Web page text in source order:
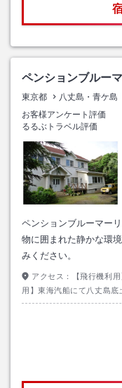
ペンションブルー
東京都 八丈島・青ケ島
お客様アンケート評価
るるぶトラベル評価
ペンションブルーマー
物に囲まれた静かな環
みください。
アクセス：
【飛行機利
用】東海汽船にて八丈島